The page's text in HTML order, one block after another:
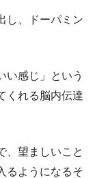
し、ドーパミン
い感じ」という
くれる脳内伝達
、望ましいこと
るようになるそ